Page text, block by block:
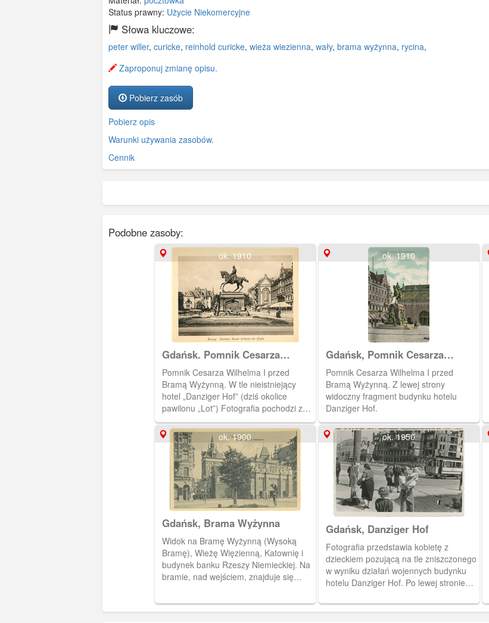
Status prawny: Użycie Niekomercyjne
Słowa kluczowe:
peter willer, curicke, reinhold curicke, wieża wiezienna, wały, brama wyżynna, rycina,
Zaproponuj zmianę opisu.
Pobierz zasób
Pobierz opis
Warunki używania zasobów.
Cennik
Podobne zasoby:
ok. 1910
Gdańsk. Pomnik Cesarza
Wilhelma I
Pomnik Cesarza Wilhelma I przed
Bramą Wyżynną. W tle nieistniejący
hotel „Danziger Hof” (dziś okolice
pawilonu „Lot”) Fotografia pochodzi z
albumu "Danzig und Umgebung in
Bildern".
ok. 1910
Gdańsk, Pomnik Cesarza
Wilhelma I przed Bramą
Wyżynną
Pomnik Cesarza Wilhelma I przed
Bramą Wyżynną. Z lewej strony
widoczny fragment budynku hotelu
Danziger Hof.
ok. 1900
Gdańsk, Brama Wyżynna
Widok na Bramę Wyżynną (Wysoką
Bramę), Wieżę Więzienną, Katownię i
budynek banku Rzeszy Niemieckiej. Na
bramie, nad wejściem, znajduje się
róg Danzigerhof.
ok. 1950
Gdańsk, Danziger Hof
Fotografia przedstawia kobietę z
dzieckiem pozującą na tle zniszczonego
w wyniku działań wojennych budynku
hotelu Danziger Hof. Po lewej stronie
budynki. Budynek hotelu Danziger Hof